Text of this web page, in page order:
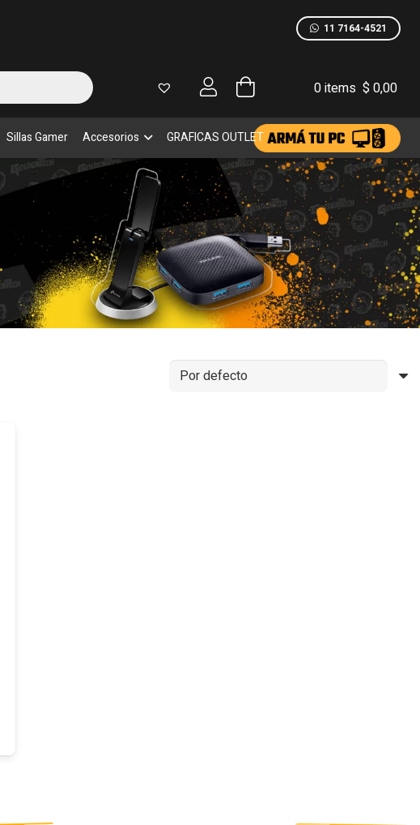
11 7164-4521
0 items $ 0,00
Sillas Gamer Accesorios GRAFICAS OUTLET